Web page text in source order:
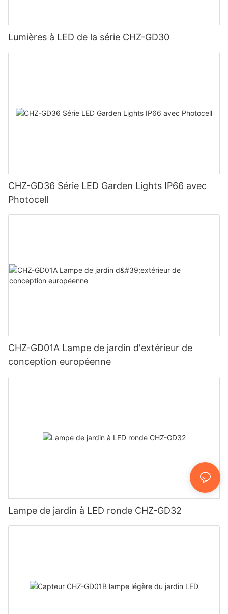
Lumières à LED de la série CHZ-GD30
CHZ-GD36 Série LED Garden Lights IP66 avec
Photocell
CHZ-GD01A Lampe de jardin d'extérieur de
conception européenne
Lampe de jardin à LED ronde CHZ-GD32